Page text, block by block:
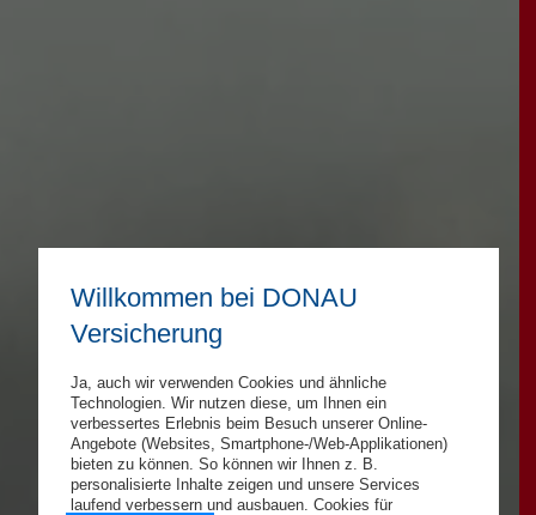
Willkommen bei DONAU
Versicherung
Ja, auch wir verwenden Cookies und ähnliche
Technologien. Wir nutzen diese, um Ihnen ein
verbessertes Erlebnis beim Besuch unserer Online-
Angebote (Websites, Smartphone-/Web-Applikationen)
bieten zu können. So können wir Ihnen z. B.
personalisierte Inhalte zeigen und unsere Services
laufend verbessern und ausbauen. Cookies für